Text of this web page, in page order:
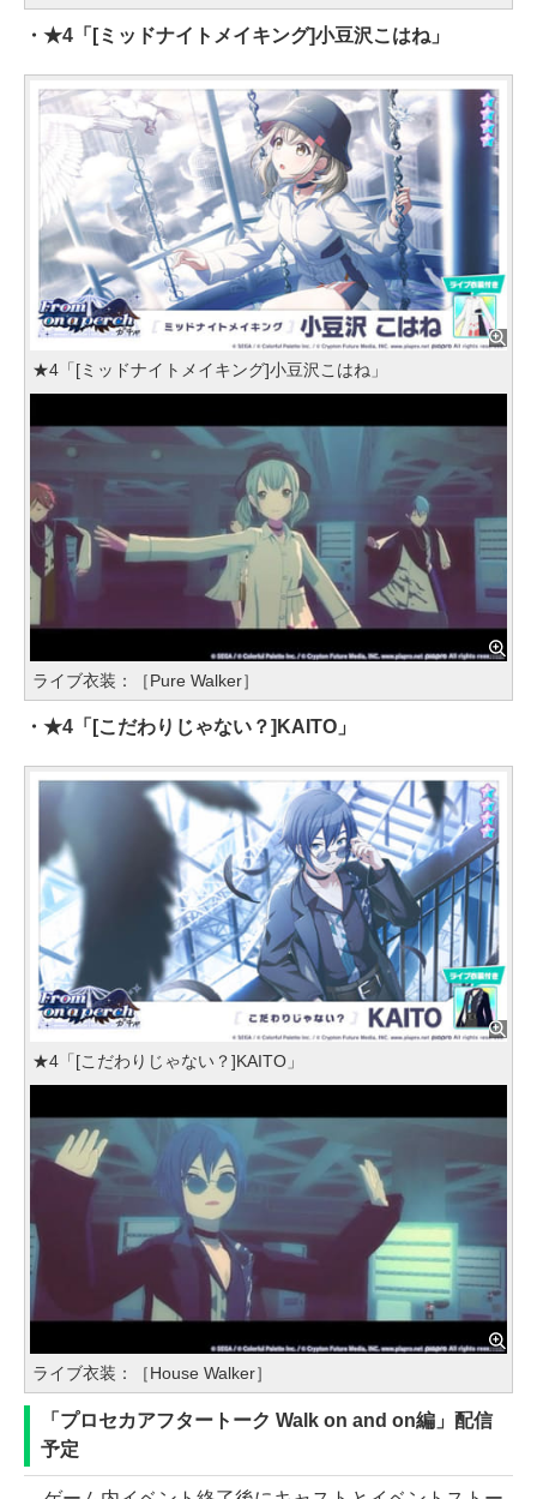
・★4「[ミッドナイトメイキング]小豆沢こはね」
★4「[ミッドナイトメイキング]小豆沢こはね」
ライブ衣装：［Pure Walker］
・★4「[こだわりじゃない？]KAITO」
★4「[こだわりじゃない？]KAITO」
ライブ衣装：［House Walker］
「プロセカアフタートーク Walk on and on編」配信
予定